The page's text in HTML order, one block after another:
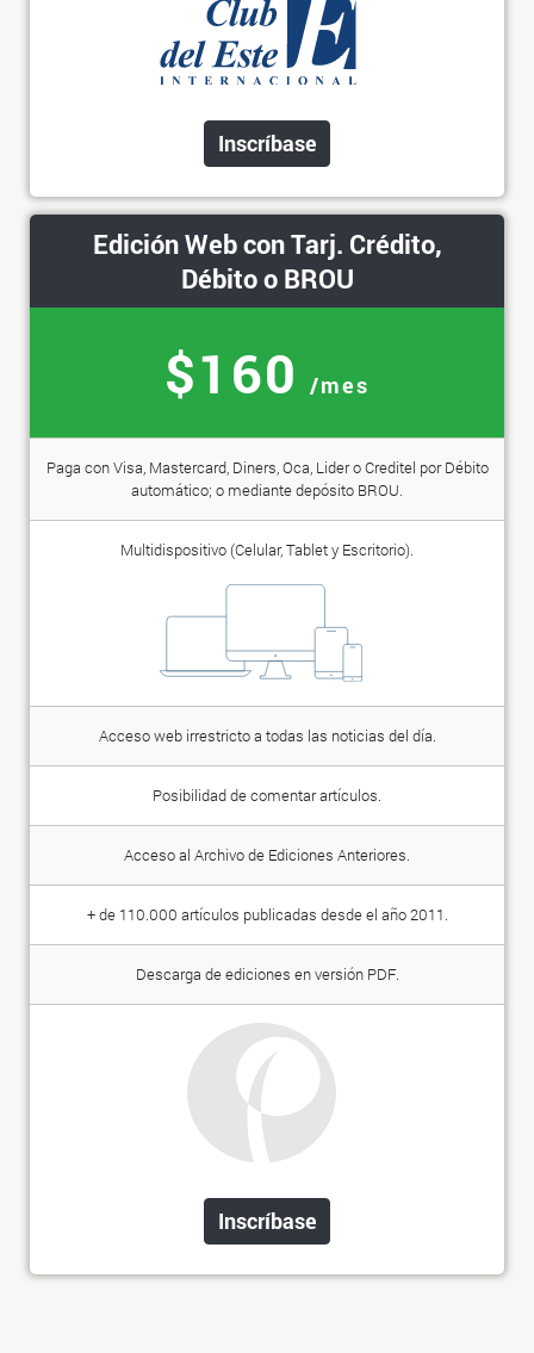
Inscríbase
Edición Web con Tarj. Crédito,
Débito o BROU
$160 /mes
Paga con Visa, Mastercard, Diners, Oca, Lider o Creditel por Débito
automático; o mediante depósito BROU.
Multidispositivo (Celular, Tablet y Escritorio).
Acceso web irrestricto a todas las noticias del día.
Posibilidad de comentar artículos.
Acceso al Archivo de Ediciones Anteriores.
+ de 110.000 artículos publicadas desde el año 2011.
Descarga de ediciones en versión PDF.
Inscríbase